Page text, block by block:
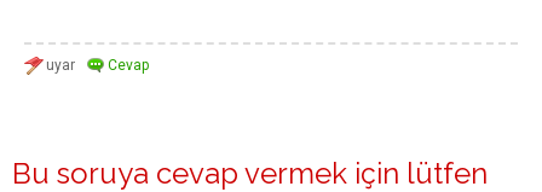
Bu soruya cevap vermek için lütfen